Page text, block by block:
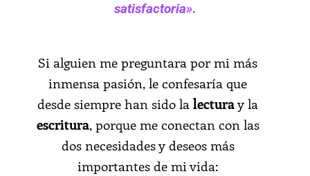
satisfactoria».
Si alguien me preguntara por mi más
inmensa pasión, le confesaría que
desde siempre han sido la lecturay la
escritura, porque me conectan con las
dos necesidades y deseos más
importantes de mi vida: